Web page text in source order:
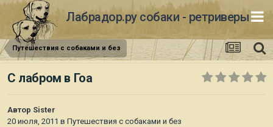
Лабрадор.ру собаки - ретриверы
Путешествия с собаками и без
С лабром в Гоа
Автор Sister
20 июля, 2011 в Путешествия с собаками и без